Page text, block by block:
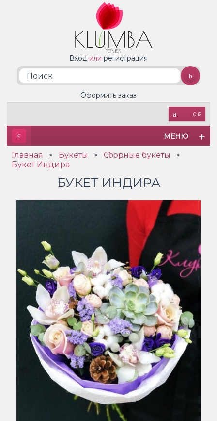
Вход или регистрация
0 ₽
Оформить заказ
МЕНЮ
Главная » Букеты » Сборные букеты »
Букет Индира
БУКЕТ ИНДИРА